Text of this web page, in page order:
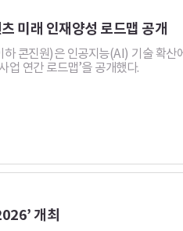
미래 인재양성 로드맵 공개
콘진원)은 인공지능(AI) 기술 확산
업 연간 로드맵’을 공개했다.
개최